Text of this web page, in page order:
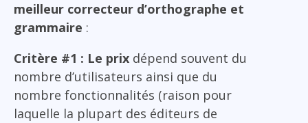
meilleur correcteur d’orthographe et
grammaire :
Critère #1 : Le prix dépend souvent du
nombre d’utilisateurs ainsi que du
nombre fonctionnalités (raison pour
laquelle la plupart des éditeurs de